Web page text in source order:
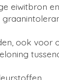
eiwitbron
ook voor